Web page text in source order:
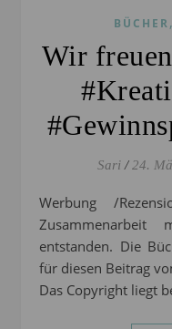
BÜCHER,
Wir
Sari / 24.
Werbung /Rezension: Dieser Beitrag ist in
entstanden. Die
für diesen Beitrag
Das Copyright liegt